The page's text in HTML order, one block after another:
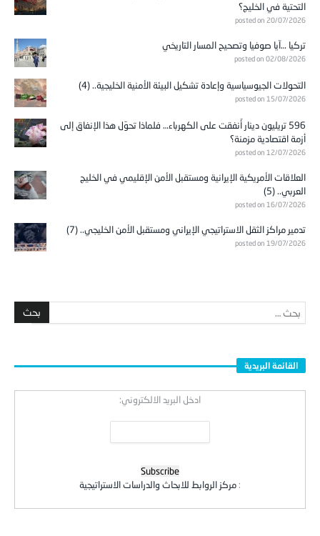
التحتية في الخليج؟
posted on 20/07/2026
تركيا …آيا صوفيا وتصحيح المسار التاريخي
posted on 02/08/2026
التحولات الجيوسياسية وإعادة تشكيل البيئة الأمنية الخليجية.. (4)
posted on 15/07/2026
596 تريليون دينار أُنفقت على الكهرباء… فلماذا تحوّل هذا الإنفاق إلى
أزمة اقتصادية مزمنة؟
posted on 12/07/2026
العلاقات الأمريكية الإيرانية ومستقبل الأمن الإقليمي في الخليج
العربي.. (5)
posted on 16/07/2026
تدمير مراكز الثقل الاستراتيجي الإيراني ومستقبل الأمن الخليجي.. (7)
posted on 19/07/2026
القائمة البريدية
ادخل البريد الالكتروني:
: مركز الروابط للابحاث والدراسات الاستراتيجية